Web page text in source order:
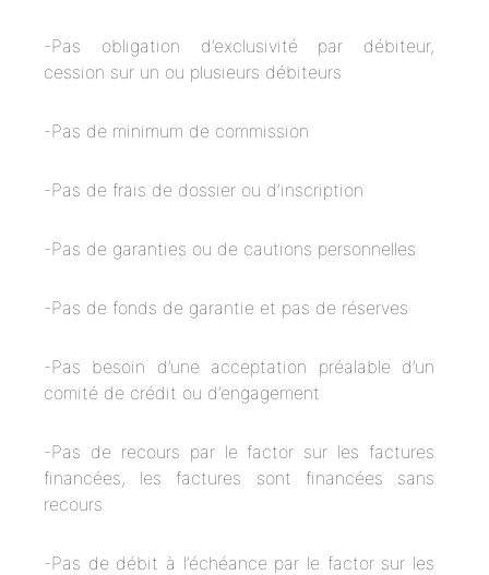
-Pas obligation d’exclusivité par débiteur,
cession sur un ou plusieurs débiteurs
-Pas de minimum de commission
-Pas de frais de dossier ou d’inscription
-Pas de garanties ou de cautions personnelles
-Pas de fonds de garantie et pas de réserves
-Pas besoin d’une acceptation préalable d’un
comité de crédit ou d’engagement
-Pas de recours par le factor sur les factures
financées, les factures sont financées sans
recours
-Pas de débit à l’échéance par le factor sur les